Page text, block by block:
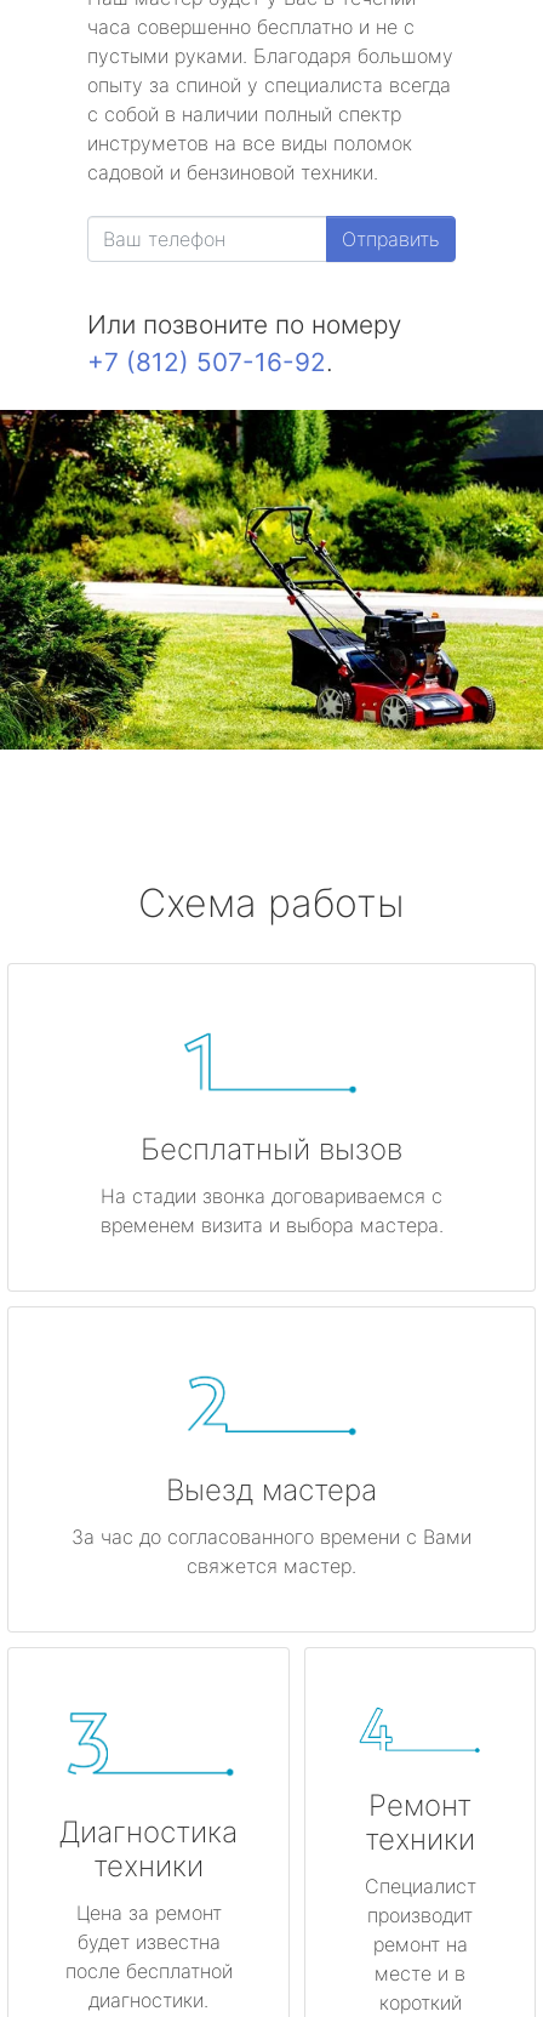
часа совершенно бесплатно и не с
пустыми руками. Благодаря большому
опыту за спиной у специалиста всегда
с собой в наличии полный спектр
инструметов на все виды поломок
садовой и бензиновой техники.
Отправить
Или позвоните по номеру
+7 (812) 507-16-92.
Схема работы
Бесплатный вызов
На стадии звонка договариваемся с
временем визита и выбора мастера.
Выезд мастера
За час до согласованного времени с Вами
свяжется мастер.
Диагностика
техники
Цена за ремонт
будет известна
после бесплатной
диагностики.
Ремонт
техники
Специалист
производит
ремонт на
месте и в
короткий